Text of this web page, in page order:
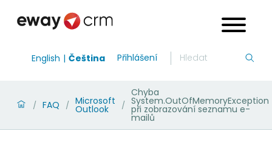
English Čeština Přihlášení
/ FAQ / Microsoft
Outlook /
Chyba
System.OutOfMemoryException
při zobrazování seznamu e-
mailů